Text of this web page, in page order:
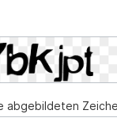
abgebildeten